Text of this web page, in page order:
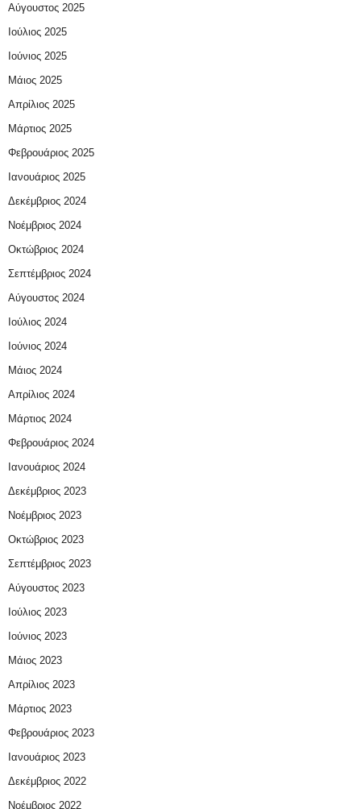
Αύγουστος 2025
Ιούλιος 2025
Ιούνιος 2025
Μάιος 2025
Απρίλιος 2025
Μάρτιος 2025
Φεβρουάριος 2025
Ιανουάριος 2025
Δεκέμβριος 2024
Νοέμβριος 2024
Οκτώβριος 2024
Σεπτέμβριος 2024
Αύγουστος 2024
Ιούλιος 2024
Ιούνιος 2024
Μάιος 2024
Απρίλιος 2024
Μάρτιος 2024
Φεβρουάριος 2024
Ιανουάριος 2024
Δεκέμβριος 2023
Νοέμβριος 2023
Οκτώβριος 2023
Σεπτέμβριος 2023
Αύγουστος 2023
Ιούλιος 2023
Ιούνιος 2023
Μάιος 2023
Απρίλιος 2023
Μάρτιος 2023
Φεβρουάριος 2023
Ιανουάριος 2023
Δεκέμβριος 2022
Νοέμβριος 2022